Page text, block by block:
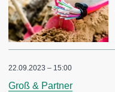
22.09.2023 – 15:00
Groß & Partner